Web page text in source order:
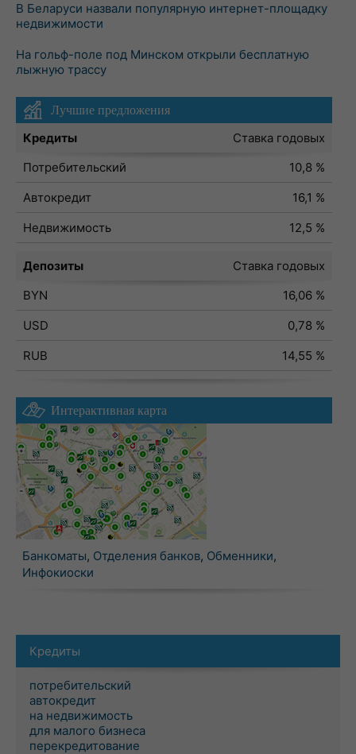
В Беларуси назвали популярную интернет-площадку
недвижимости
На гольф-поле под Минском открыли бесплатную
лыжную трассу
Лучшие предложения
Кредиты
Ставка годовых
Потребительский
10,8 %
Автокредит
16,1 %
Недвижимость
12,5 %
Депозиты
Ставка годовых
BYN
16,06 %
USD
0,78 %
RUB
14,55 %
Интерактивная карта
Банкоматы, Отделения банков, Обменники,
Инфокиоски
Кредиты
потребительский
автокредит
на недвижимость
для малого бизнеса
перекредитование